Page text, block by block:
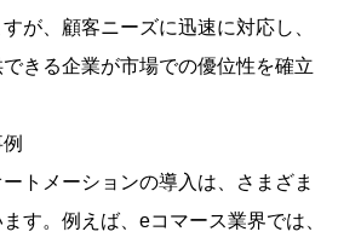
が、顧客ニーズに迅速に対応し、
きる企業が市場での優位性を確立
トメーションの導入は、さまざま
す。例えば、eコマース業界では、